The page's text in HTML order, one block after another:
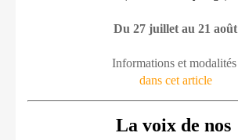
Du 27 juillet au 21 août
Informations et modalités
dans cet article
La voix de nos